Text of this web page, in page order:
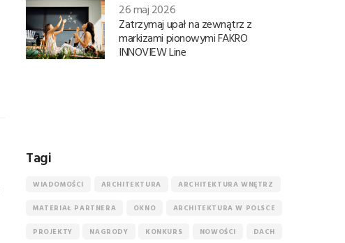
26 maj 2026
Zatrzymaj upał na zewnątrz z
markizami pionowymi FAKRO
INNOVIEW Line
Tagi
WIADOMOŚCI ARCHITEKTURA ARCHITEKTURA WNĘTRZ
MATERIAŁ PARTNERA OKNO ARCHITEKTURA W POLSCE
PROJEKTY NAGRODY KONKURS NOWOŚCI DACH